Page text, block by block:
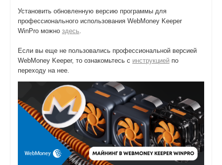
Установить обновленную версию программы для
профессионального использования WebMoney Keeper
WinPro можно здесь.
Если вы еще не пользовались профессиональной версией
WebMoney Keeper, то ознакомьтесь с инструкцией по
переходу на нее.